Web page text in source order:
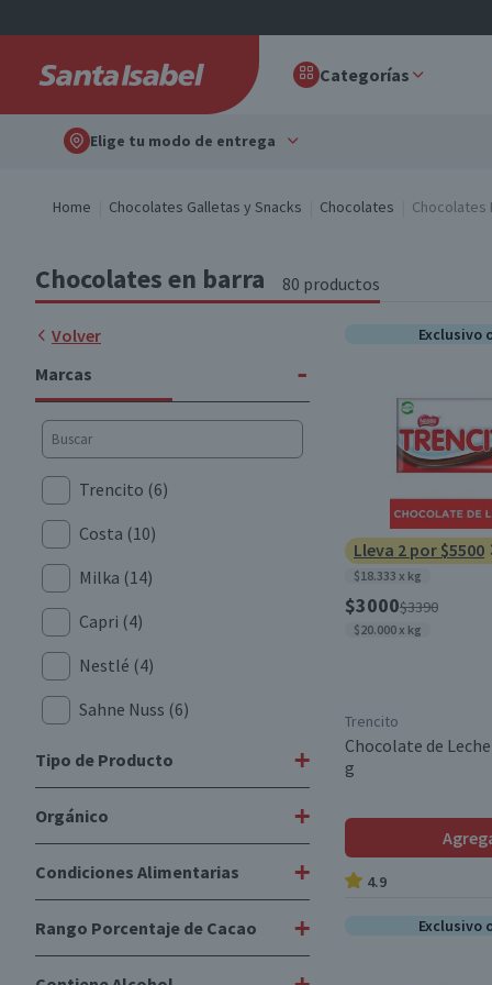
Categorías
Elige tu modo de entrega
Home Chocolates Galletas y Snacks Chocolates Chocolates
Chocolates en barra 80 productos
Volver
Marcas
-
Trencito (6)
Costa (10)
Milka (14)
Capri (4)
Nestlé (4)
Sahne Nuss (6)
Ambrosoli (7)
Cachet(2)
Karina (3)
Hershey's (1)
Terrys
(1)
Tipo de Producto +
Chocolate en Barra
Chocolate Relleno
Balls Chocolate(1)
Chocolate Macizo(3)
Orgánico +
No (16)
Condiciones Alimentarias +
Kosher(17)
Libre de Peces
Rango Porcentaje de Cacao +
Exclusivo
Lleva 2 por $5500
$18.333 x kg
$3000$3390
$20.000 x kg
Trencito
Chocolate de
g
4.9
Exclusivo